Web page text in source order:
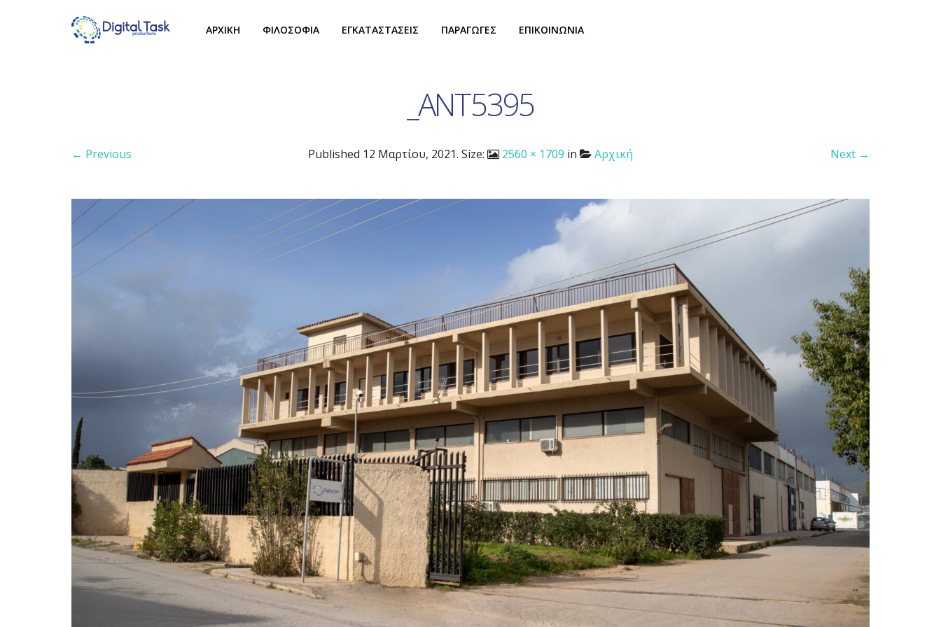
ΑΡΧΙΚΗ ΦΙΛΟΣΟΦΙΑ ΕΓΚΑΤΑΣΤΑΣΕΙΣ ΠΑΡΑΓΩΓΕΣ ΕΠΙΚΟΙΝΩΝΙΑ
_ANT5395
Published 12 Μαρτίου, 2021. Size: 2560 × 1709 in Αρχική
← Previous Next →